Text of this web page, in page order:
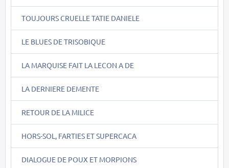
TOUJOURS CRUELLE TATIE DANIELE
LE BLUES DE TRISOBIQUE
LA MARQUISE FAIT LA LECON A DE
LA DERNIERE DEMENTE
RETOUR DE LA MILICE
HORS-SOL, FARTIES ET SUPERCACA
DIALOGUE DE POUX ET MORPIONS